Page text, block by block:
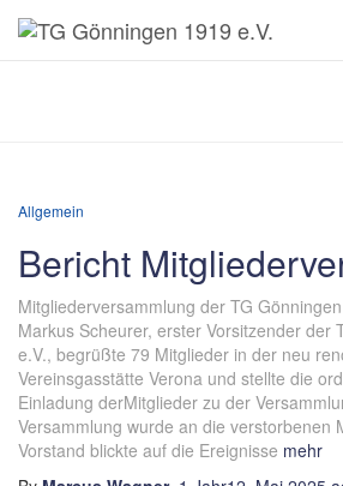
Allgemein
Bericht
Mitgliederversammlung der TG
Markus Scheurer, erster Vorsitzender der
e.V., begrüßte 79 Mitglieder in der neu
Vereinsgasstätte Verona und stellte die
Einladung derMitglieder zu der
Versammlung wurde an die verstorbenen
Vorstand blickte auf die Ereignisse mehr